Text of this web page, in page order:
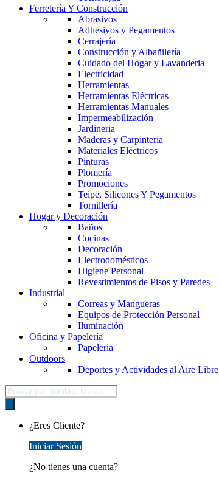
Ferretería Y Construcción
Abrasivos
Adhesivos y Pegamentos
Cerrajería
Construcción y Albañilería
Cuidado del Hogar y Lavanderia
Electricidad
Herramientas
Herramientas Eléctricas
Herramientas Manuales
Impermeabilización
Jardineria
Maderas y Carpintería
Materiales Eléctricos
Pinturas
Plomería
Promociones
Teipe, Silicones Y Pegamentos
Tornillería
Hogar y Decoración
Baños
Cocinas
Decoración
Electrodomésticos
Higiene Personal
Revestimientos de Pisos y Paredes
Industrial
Correas y Mangueras
Equipos de Protección Personal
Iluminación
Oficina y Papelería
Papeleria
Outdoors
Deportes y Actividades al Aire Libre
Búsqueda
de
productos
¿Eres Cliente?
Iniciar Sesión
¿No tienes una cuenta?